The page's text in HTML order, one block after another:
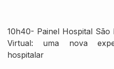
10h40- Painel Hospital São
Virtual: uma nova
hospitalar